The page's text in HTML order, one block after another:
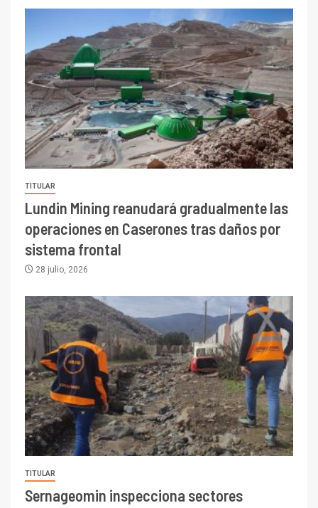
TITULAR
Lundin Mining reanudará gradualmente las
operaciones en Caserones tras daños por
sistema frontal
28 julio, 2026
TITULAR
Sernageomin inspecciona sectores